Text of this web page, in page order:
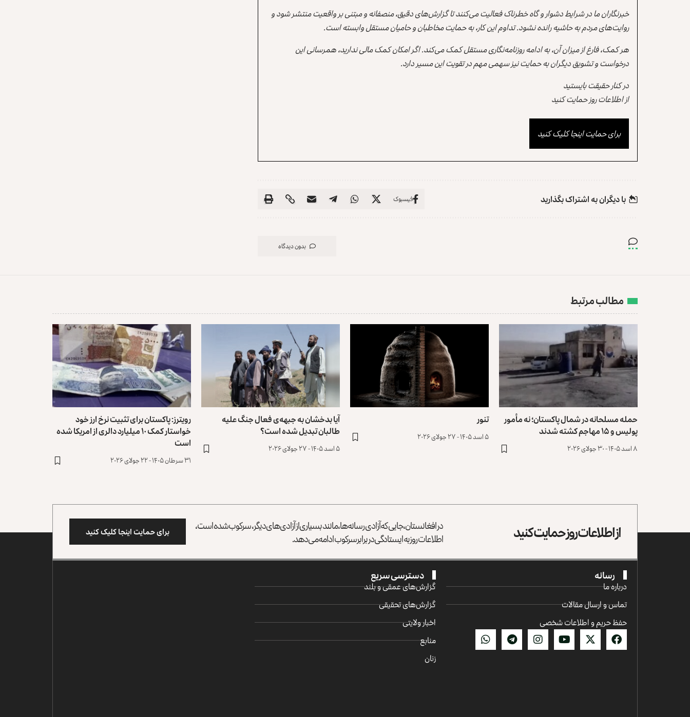
خبرنگاران ما در شرایط دشوار و گاه خطرناک فعالیت می‌کنند تا گزارش‌های دقیق، منصفانه و مبتنی بر واقعیت منتشر شود و
روایت‌های مردم به حاشیه رانده نشود. تداوم این کار، به حمایت مخاطبان و حامیان مستقل وابسته است.
هر کمک، فارغ از میزان آن، به ادامه روزنامه‌نگاری مستقل کمک می‌کند. اگر امکان کمک مالی ندارید، همرسانی این
درخواست و تشویق دیگران به حمایت نیز سهمی مهم در تقویت این مسیر دارد.
در کنار حقیقت بایستید
از اطلاعات روز حمایت کنید
برای حمایت اینجا کلیک کنید
با دیگران به‌‌ اشتراک بگذارید فیسبوک
بدون دیدگاه
مطالب مرتبط
حمله مسلحانه در شمال پاکستان؛ نه مأمور
پولیس و ۱۵ مهاجم کشته شدند
۸ اسد ۱۴۰۵ - ۳۰ جولای ۲۰۲۶
تنور
۵ اسد ۱۴۰۵ - ۲۷ جولای ۲۰۲۶
آیا بدخشان به جبهه‌ی فعال جنگ علیه
طالبان تبدیل شده است؟
۵ اسد ۱۴۰۵ - ۲۷ جولای ۲۰۲۶
رویترز: پاکستان برای تثبیت نرخ ارز خود
خواستار کمک ۱۰ میلیارد دالری از امریکا شده
است
۳۱ سرطان ۱۴۰۵ - ۲۲ جولای ۲۰۲۶
از اطلاعات روز حمایت کنید در افغانستان، جایی که آزادی رسانه‌ها، مانند بسیاری از آزادی‌های دیگر، سرکوب شده است،
اطلاعات روز به ایستادگی در برابر سرکوب ادامه می‌دهد. برای حمایت اینجا کلیک کنید
رسانه
درباره ما
تماس و ارسال مقالات
حفظ حریم و اطلاعات شخصی
دسترسی سریع
گزارش‌‌های عمقی و بلند
گزارش‌های تحقیقی
اخبار ولایتی
منابع
زنان